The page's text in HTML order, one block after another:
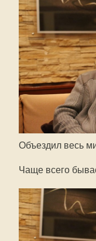
Объездил весь
Чаще всего